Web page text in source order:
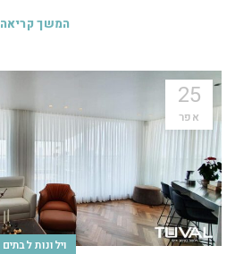
המשך קריאה
25
אפר
וילונות לבתים